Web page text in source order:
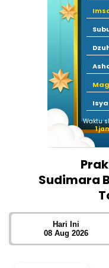
Isya
Waktu
1
Sudimara
Hari Ini
08 Aug 2026